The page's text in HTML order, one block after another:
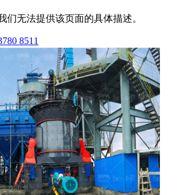
们无法提供该页面的具体描述。
8511